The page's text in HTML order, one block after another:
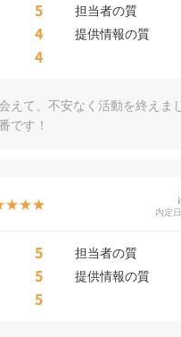
5 担当者の質
4 提供情報の質
4
えて、不安なく活動を終えま
です！
内定
5 担当者の質
5 提供情報の質
5